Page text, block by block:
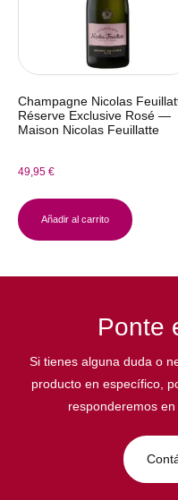
Champagne Nicolas
Réserve Exclusive Rosé —
Maison Nicolas Feuillatte
49,95 €
Añadir al carrito
Ponte
Si tienes alguna duda o
producto en específico,
responderemos